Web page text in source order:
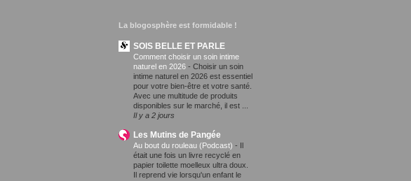
La blogosphère est formidable !
SOIS BELLE ET PARLE
Comment choisir un soin intime
naturel en 2026 - Choisir un soin
intime naturel en 2026 est essentiel
pour votre bien-être et votre santé.
Avec une multitude de produits
disponibles sur le marché, il est ...
Il y a 2 jours
Les Mutins de Pangée
Au bout du rouleau (Podcast) - Il
était une fois un livre recyclé en
papier toilette moelleux ultra doux.
Il reprend vie lorsqu'un enfant le